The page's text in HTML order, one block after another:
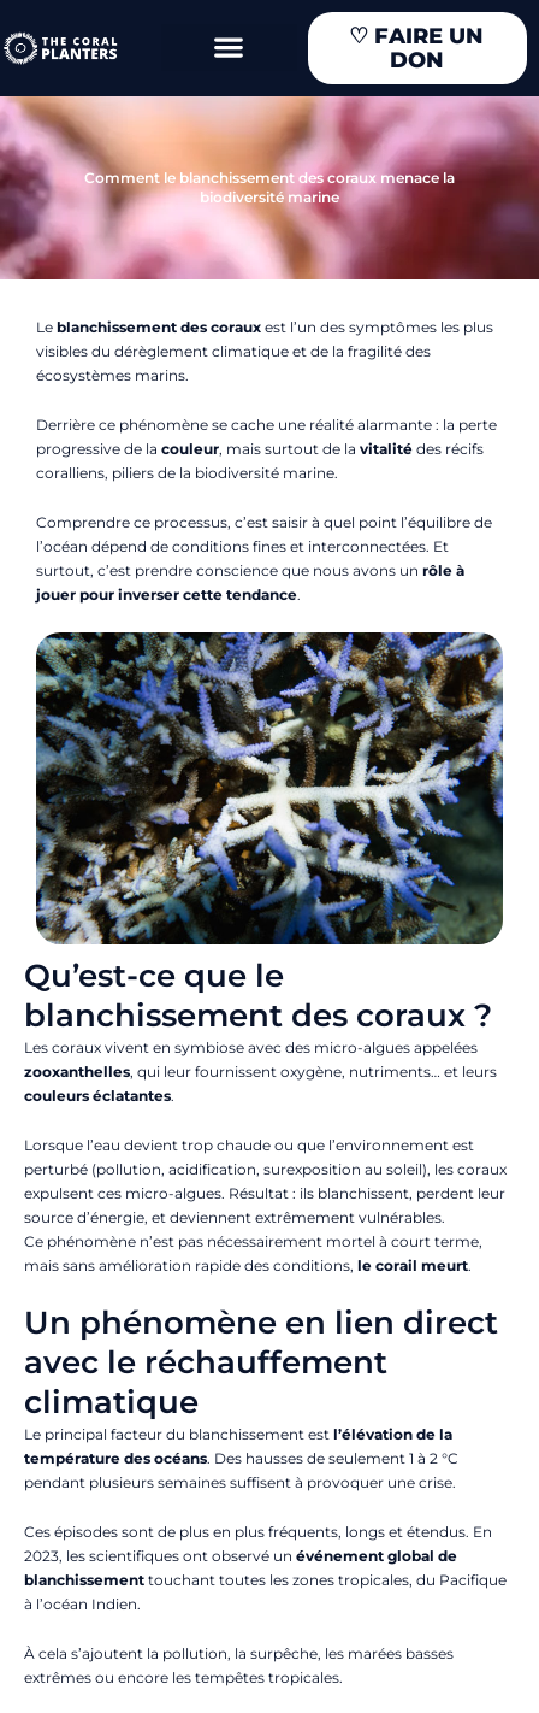
au
contenu
♡ FAIRE UN
DON
Comment le blanchissement des coraux menace la
biodiversité marine
Le blanchissement des coraux est l’un des symptômes les plus
visibles du dérèglement climatique et de la fragilité des
écosystèmes marins.
Derrière ce phénomène se cache une réalité alarmante : la perte
progressive de la couleur, mais surtout de la vitalité des récifs
coralliens, piliers de la biodiversité marine.
Comprendre ce processus, c’est saisir à quel point l’équilibre de
l’océan dépend de conditions fines et interconnectées. Et
surtout, c’est prendre conscience que nous avons un rôle à
jouer pour inverser cette tendance.
Qu’est-ce que le
blanchissement des coraux ?
Les coraux vivent en symbiose avec des micro-algues appelées
zooxanthelles, qui leur fournissent oxygène, nutriments… et leurs
couleurs éclatantes.
Lorsque l’eau devient trop chaude ou que l’environnement est
perturbé (pollution, acidification, surexposition au soleil), les coraux
expulsent ces micro-algues. Résultat : ils blanchissent, perdent leur
source d’énergie, et deviennent extrêmement vulnérables.
Ce phénomène n’est pas nécessairement mortel à court terme,
mais sans amélioration rapide des conditions, le corail meurt.
Un phénomène en lien direct
avec le réchauffement
climatique
Le principal facteur du blanchissement est l’élévation de la
température des océans. Des hausses de seulement 1 à 2 °C
pendant plusieurs semaines suffisent à provoquer une crise.
Ces épisodes sont de plus en plus fréquents, longs et étendus. En
2023, les scientifiques ont observé un événement global de
blanchissement touchant toutes les zones tropicales, du Pacifique
à l’océan Indien.
À cela s’ajoutent la pollution, la surpêche, les marées basses
extrêmes ou encore les tempêtes tropicales.